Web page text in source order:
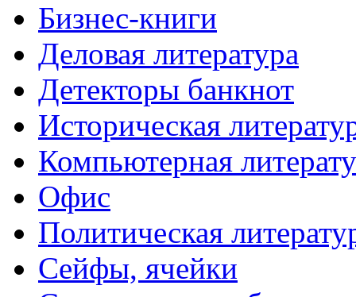
Бизнес-книги
Деловая литература
Детекторы банкнот
Историческая
Компьютерная
Офис
Политическая
Сейфы, ячейки